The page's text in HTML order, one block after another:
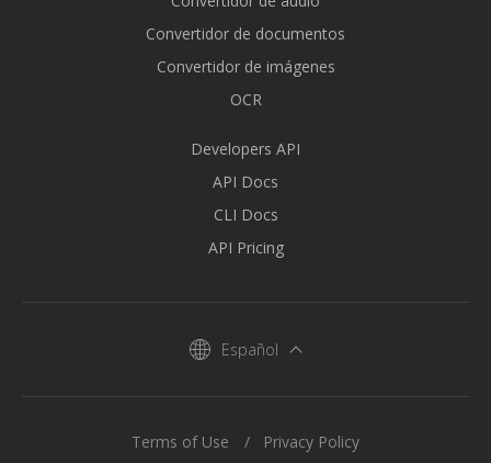
Convertidor de documentos
Convertidor de imágenes
OCR
Developers API
API Docs
CLI Docs
API Pricing
Español
Terms of Use Privacy Policy